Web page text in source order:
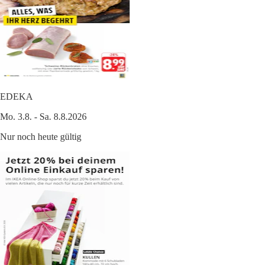
EDEKA
Mo. 3.8. - Sa. 8.8.2026
Nur noch heute gültig